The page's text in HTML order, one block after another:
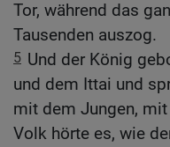
Tor, während das
Tausenden auszog.
5 Und der König
und dem Ittai und
mit dem Jungen,
Volk hörte es, wie